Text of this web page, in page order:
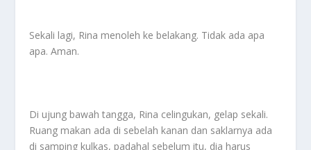
Sekali lagi, Rina menoleh ke belakang. Tidak ada apa
apa. Aman.
Di ujung bawah tangga, Rina celingukan, gelap sekali.
Ruang makan ada di sebelah kanan dan saklarnya ada
di samping kulkas, padahal sebelum itu, dia harus